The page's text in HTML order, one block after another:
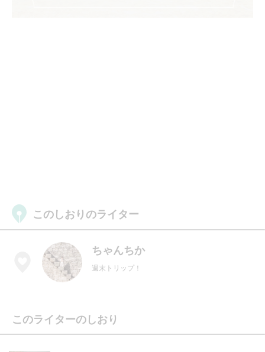
このしおりのライター
ちゃんちか
週末トリップ！
このライターのしおり